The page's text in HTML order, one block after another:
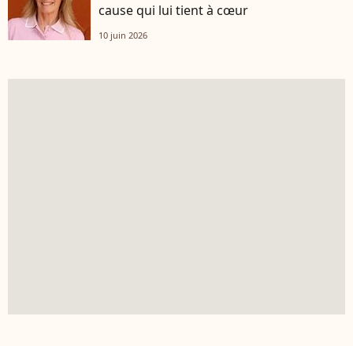
cause qui lui tient à cœur
10 juin 2026